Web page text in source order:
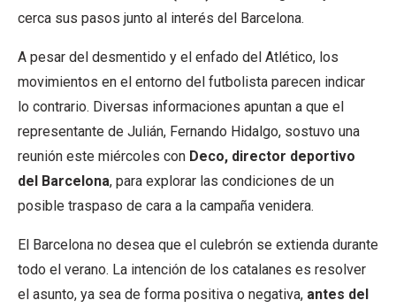
cerca sus pasos junto al interés del Barcelona.
A pesar del desmentido y el enfado del Atlético, los
movimientos en el entorno del futbolista parecen indicar
lo contrario. Diversas informaciones apuntan a que el
representante de Julián, Fernando Hidalgo, sostuvo una
reunión este miércoles con Deco, director deportivo
del Barcelona, para explorar las condiciones de un
posible traspaso de cara a la campaña venidera.
El Barcelona no desea que el culebrón se extienda durante
todo el verano. La intención de los catalanes es resolver
el asunto, ya sea de forma positiva o negativa, antes del